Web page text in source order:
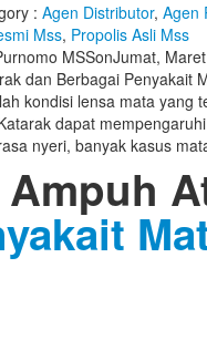
: Agen Distributor, Agen
Mss, Propolis Asli Mss
MSSonJumat,
dan Berbagai Penyakait
kondisi lensa mata yang
dapat
nyeri, banyak kasus